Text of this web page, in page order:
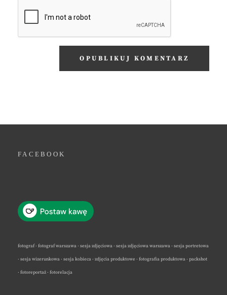
FACEBOOK
fotograf · fotograf warszawa · sesja zdjęciowa · sesja zdjęciowa warszawa · sesja portretowa
· sesja wizerunkowa · sesja kobieca · zdjęcia produktowe · fotografia produktowa · packshot
· fotoreportaż · fotorelacja